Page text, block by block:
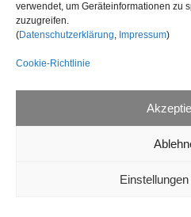
verwendet, um Geräteinformationen zu
zuzugreifen.
(Datenschutzerklärung, Impressum)
Cookie-Richtlinie